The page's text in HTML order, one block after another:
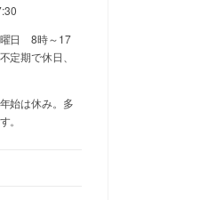
曜日 8時～17
期で休日、
始は休み。多
。